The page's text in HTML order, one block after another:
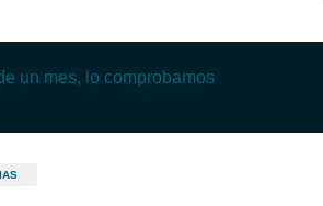
un mes, lo comprobamos